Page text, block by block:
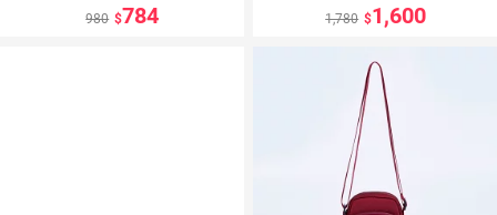
980
784
1,780
1,600